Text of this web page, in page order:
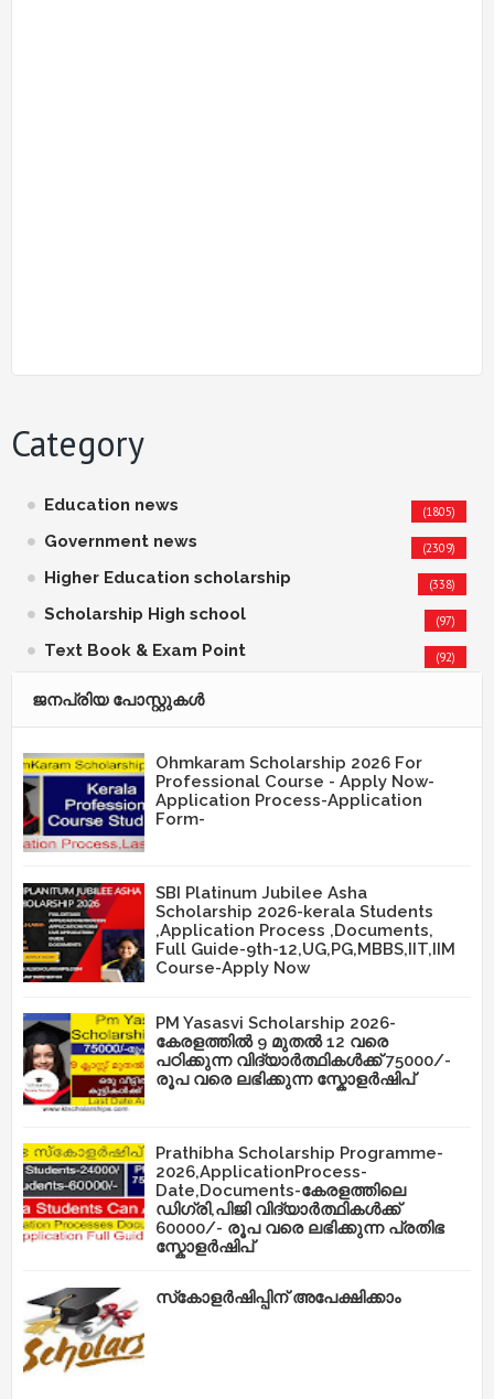
Category
Education news (1805)
Government news (2309)
Higher Education scholarship (338)
Scholarship High school (97)
Text Book & Exam Point (92)
ജനപ്രിയ പോസ്റ്റുകള്‍‌
Ohmkaram Scholarship 2026 For
Professional Course - Apply Now-
Application Process-Application
Form-
SBI Platinum Jubilee Asha
Scholarship 2026-kerala Students
,Application Process ,Documents,
Full Guide-9th-12,UG,PG,MBBS,IIT,IIM
Course-Apply Now
PM Yasasvi Scholarship 2026-
കേരളത്തിൽ 9 മുതൽ 12 വരെ
പഠിക്കുന്ന വിദ്യാർത്ഥികൾക്ക് 75000/-
രൂപ വരെ ലഭിക്കുന്ന സ്കോളർഷിപ്
Prathibha Scholarship Programme-
2026,ApplicationProcess-
Date,Documents-കേരളത്തിലെ
ഡിഗ്രി,പിജി വിദ്യാർത്ഥികൾക്ക്
60000/- രൂപ വരെ ലഭിക്കുന്ന പ്രതിഭ
സ്കോളർഷിപ്
സ്‌കോളർഷിപ്പിന് അപേക്ഷിക്കാം